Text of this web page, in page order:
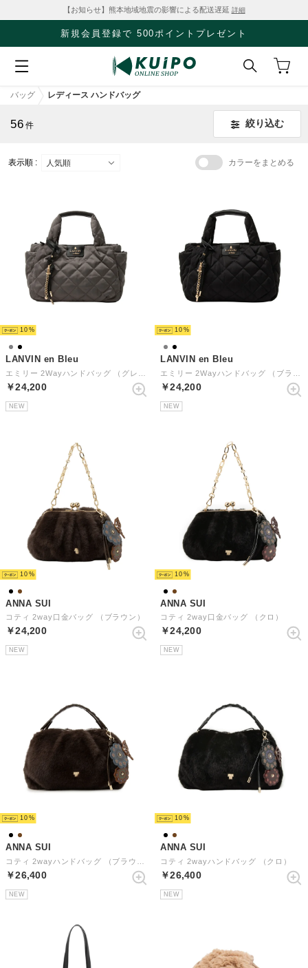
【お知らせ】熊本地域地震の影響による配送遅延 詳細
新規会員登録で 500ポイントプレゼント
バッグ レディース ハンドバッグ
56 件 絞り込む
表示順 : カラーをまとめる
10
LANVIN en Bleu
￥24,200
NEW
10
LANVIN en Bleu
￥24,200
NEW
10
ANNA SUI
コティ 2way口金バッグ （ブラウン）
￥24,200
NEW
10
ANNA SUI
コティ 2way口金バッグ （クロ）
￥24,200
NEW
10
ANNA SUI
￥26,400
NEW
10
ANNA SUI
コティ 2wayハンドバッグ （クロ）
￥26,400
NEW